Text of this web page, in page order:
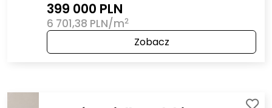
399 000 PLN
6 701,38 PLN/m2
Zobacz